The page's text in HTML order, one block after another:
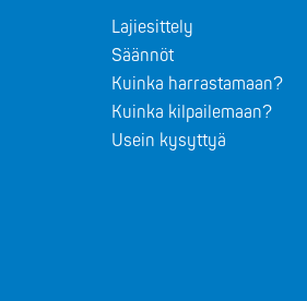
Lajiesittely
Säännöt
Kuinka harrastamaan?
Kuinka kilpailemaan?
Usein kysyttyä